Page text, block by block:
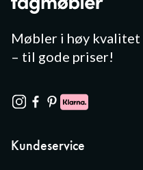
Møbler i høy kvalitet
– til gode priser!
Kundeservice